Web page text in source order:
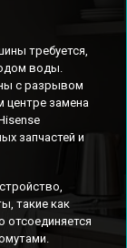
требуется,
воды.
с разрывом
центре замена
запчастей и
такие как
отсоединяется